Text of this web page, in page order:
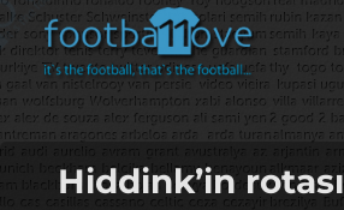
footbaLLove
Hiddink’in rotası